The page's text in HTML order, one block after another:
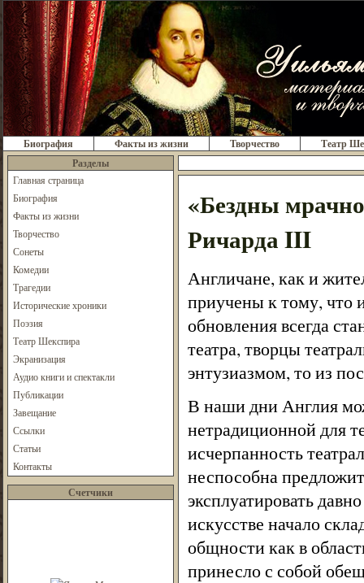
Биография Факты из жизни Творчество
Театр
Разделы
Главная страница
Биография
Факты из жизни
Творчество
Сонеты
Комедии
Трагедии
Исторические хроники
Поэзия
Театр Шекспира
Экранизация
Аудио книги и спектакли
Публикации
Завещание
Ссылки
Статьи
Контакты
Счетчики
«Бездны
Ричарда III
Англичане, как и
приучены к тому, что
обновления всегда
театра, творцы
энтузиазмом, то из
В наши дни Англия
нетрадиционной для
исчерпанность
неспособна
эксплуатировать
искусстве начало
общности как в
принесло с собой